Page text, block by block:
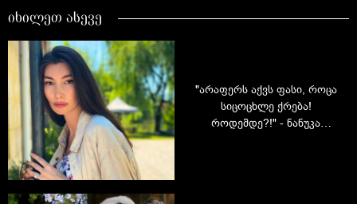
იხილეთ ასევე
"არაფერს აქვს ფასი, როცა
სიცოცხლე ქრება!
როდემდე?!" - ნანუკა